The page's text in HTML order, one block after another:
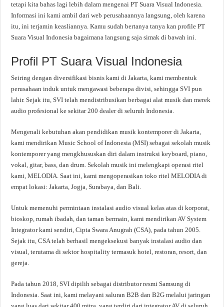
tetapi kita bahas lagi lebih dalam mengenai PT Suara Visual Indonesia.
Informasi ini kami ambil dari web perusahaannya langsung, oleh karena
itu, ini terjamin keasliannya. Kamu sudah bertanya tanya kan profile PT
Suara Visual Indonesia bagaimana langsung saja simak di bawah ini.
Profil PT Suara Visual Indonesia
Seiring dengan diversifikasi bisnis kami di Jakarta, kami membentuk
perusahaan induk untuk mengawasi beberapa divisi, sehingga SVI pun
lahir. Sejak itu, SVI telah mendistribusikan berbagai alat musik dan merek
audio profesional ke sekitar 200 dealer di seluruh Indonesia.
Mengenali kebutuhan akan pendidikan musik kontemporer di Jakarta,
kami mendirikan Music School of Indonesia (MSI) sebagai sekolah musik
kontemporer yang mengkhususkan diri dalam instruksi keyboard, piano,
vokal, gitar, bass, dan drum. Sekolah musik ini melengkapi operasi ritel
kami, MELODIA. Saat ini, kami mengoperasikan toko ritel MELODIA di
empat lokasi: Jakarta, Jogja, Surabaya, dan Bali.
Untuk memenuhi permintaan instalasi audio visual kelas atas di korporat,
bioskop, rumah ibadah, dan taman bermain, kami mendirikan AV System
Integrator kami sendiri, Cipta Swara Anugrah (CSA), pada tahun 2005.
Sejak itu, CSA telah berhasil mengeksekusi banyak instalasi audio dan
visual, terutama di sektor hospitality termasuk hotel, restoran, resort, dan
gereja.
Pada tahun 2018, SVI dipilih sebagai distributor resmi Samsung di
Indonesia. Saat ini, kami melayani saluran B2B dan B2G melalui jaringan